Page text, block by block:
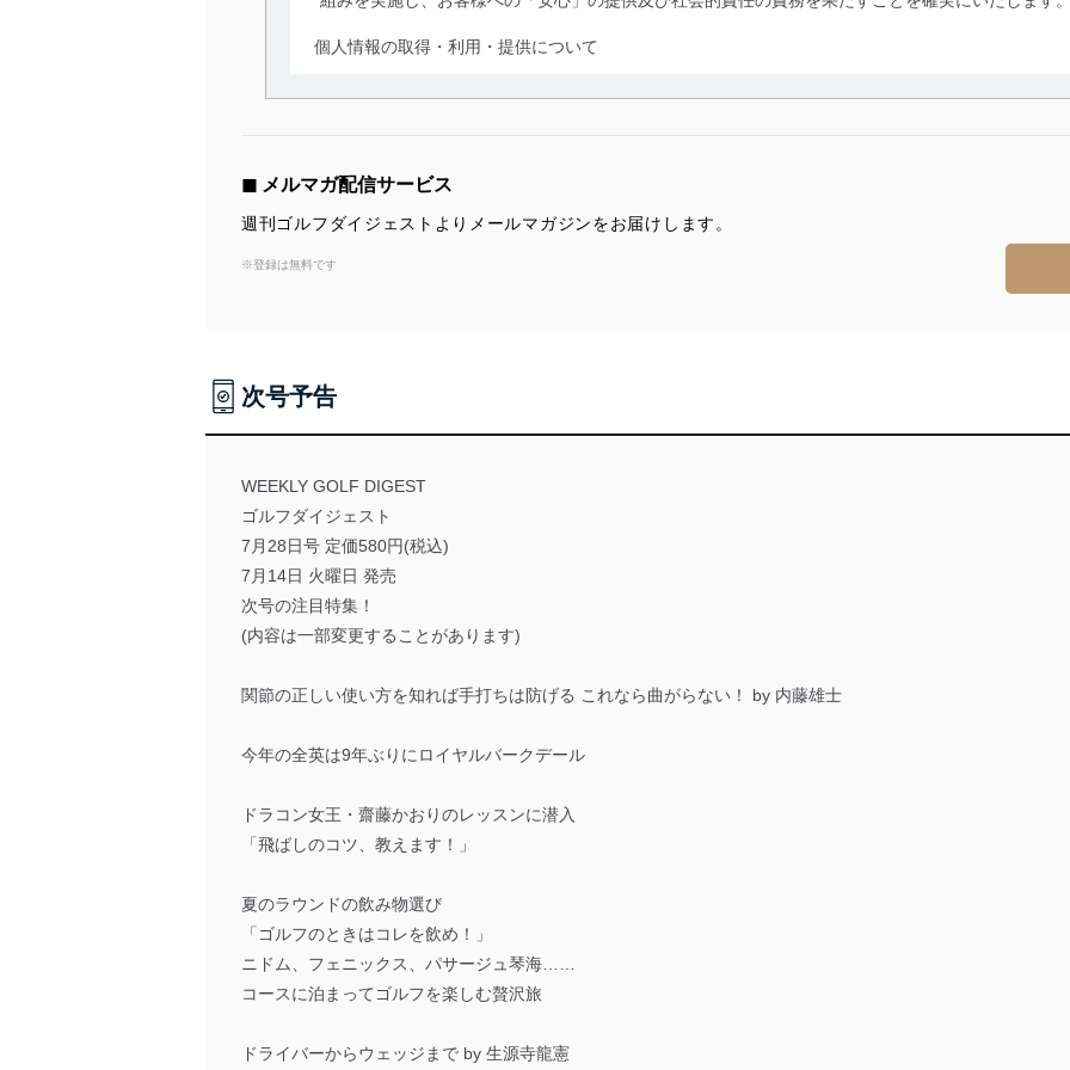
個人情報の取得・利用・提供について
当社は、個人情報の取得・利用・提供に際して、その利用目的を明確にし、本人の同意を得たうえ
法令遵守
当社は、個人情報に関連する法令、国が定める指針及びその他の規範を遵守します。また、当社の
当社は、個人情報の正確性及び安全性を確保するために、下記セキュリティ対策をはじめとする安
漏えい、滅失またはき損の防止及び是正に努めます。
しています。
アクセス者の識別と認証
機器に標準装備されているユーザー制御機能（ユーザーアカウント制御）により、個人情報デ
外部からの不正アクセス等の防止
個人データを取り扱う機器等にセキュリティ対策ソフトウェア等を導入し、自動更新 機能等
情報システムの使用に伴う漏洩等の防止
個人情報保護マネジメントシステムの継続的改善
の状態を維持します。
苦情及び相談受付け窓口
貴殿の個人情報及び当社の個人情報保護マネジメントシステムに関するご相談及び苦情については
◼︎ メルマガ配信サービス
週刊ゴルフダイジェストよりメールマガジンをお届けします。
※登録は無料です
次号予告
WEEKLY GOLF DIGEST
ゴルフダイジェスト
7月28日号 定価580円(税込)
7月14日 火曜日 発売
次号の注目特集！
(内容は一部変更することがあります)
関節の正しい使い方を知れば手打ちは防げる これなら曲がらない！ by 内藤雄士
今年の全英は9年ぶりにロイヤルバークデール
ドラコン女王・齋藤かおりのレッスンに潜入
「飛ばしのコツ、教えます！」
夏のラウンドの飲み物選び
「ゴルフのときはコレを飲め！」
ニドム、フェニックス、パサージュ琴海……
コースに泊まってゴルフを楽しむ贅沢旅
ドライバーからウェッジまで by 生源寺龍憲